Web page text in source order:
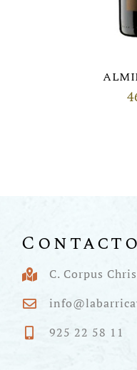
Contacto
C. Corpus
925 22 58 11